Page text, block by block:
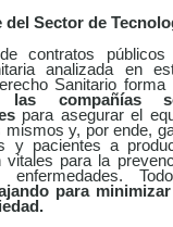
del Sector de
contratos
analizada en
Sanitario forma
las compañías
para asegurar el
mismos y, por ende,
y pacientes a
vitales para la
enfermedades.
para